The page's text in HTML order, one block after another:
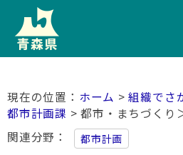
ホーム >組織でさ
都市計画課 > 都市・まちづくり
関連分野
都市計画